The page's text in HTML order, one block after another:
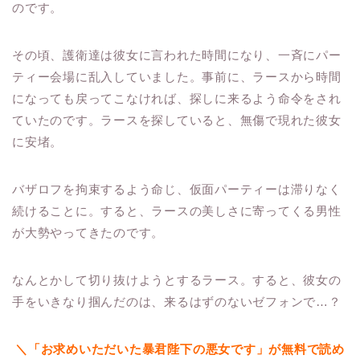
のです。
その頃、護衛達は彼女に言われた時間になり、一斉にパー
ティー会場に乱入していました。事前に、ラースから時間
になっても戻ってこなければ、探しに来るよう命令をされ
ていたのです。ラースを探していると、無傷で現れた彼女
に安堵。
バザロフを拘束するよう命じ、仮面パーティーは滞りなく
続けることに。すると、ラースの美しさに寄ってくる男性
が大勢やってきたのです。
なんとかして切り抜けようとするラース。すると、彼女の
手をいきなり掴んだのは、来るはずのないゼフォンで…？
＼「お求めいただいた暴君陛下の悪女です」が無料で読め